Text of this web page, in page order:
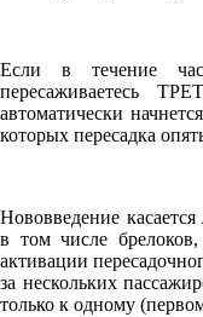
Если в течение
пересаживаетесь
автоматически
которых пересадка
Нововведение
в том числе
активации
за нескольких
только к одному